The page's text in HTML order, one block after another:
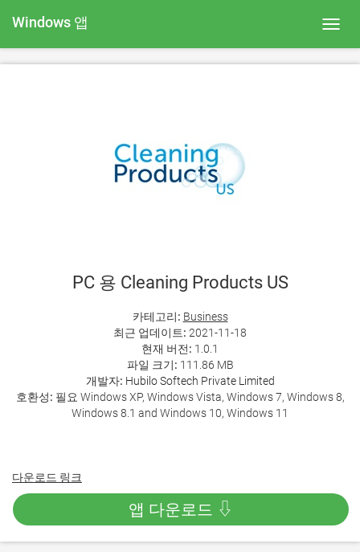
Windows 앱
PC 용 Cleaning Products US
카테고리: Business
최근 업데이트: 2021-11-18
현재 버전: 1.0.1
파일 크기: 111.86 MB
개발자: Hubilo Softech Private Limited
호환성: 필요 Windows XP, Windows Vista, Windows 7, Windows 8,
Windows 8.1 and Windows 10, Windows 11
다운로드 링크
앱 다운로드 ⇩